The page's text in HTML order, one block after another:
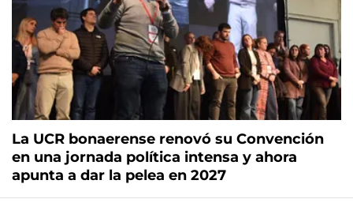
La UCR bonaerense renovó su Convención
en una jornada política intensa y ahora
apunta a dar la pelea en 2027